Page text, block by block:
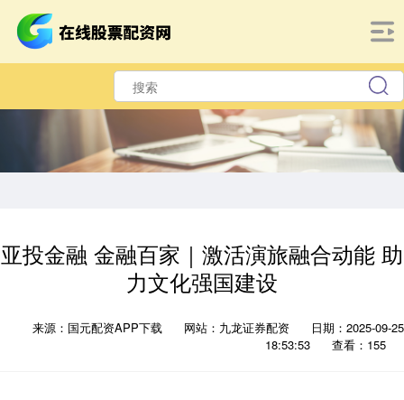
亚投金融 金融百家｜激活演旅融合动能 助
力文化强国建设
来源：国元配资APP下载 网站：九龙证券配资
日期：2025-09-25
18:53:53
查看：155